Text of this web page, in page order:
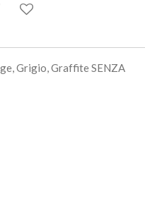
Grigio, Graffite SENZA